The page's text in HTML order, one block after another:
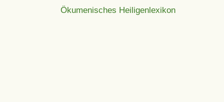
Ökumenisches Heiligenlexikon